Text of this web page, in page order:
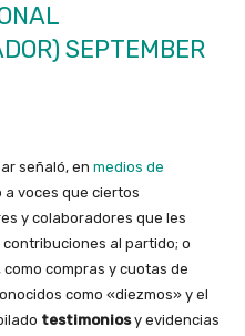
SEPTEMBER
señaló, en medios de
a voces que ciertos
y colaboradores que les
al partido; o
compras y cuotas de
como «diezmos» y el
testimoniosy evidencias